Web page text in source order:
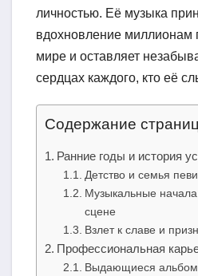
личностью. Её музыка
вдохновление миллионам
мире и оставляет
сердцах каждого, кто её
Содержание
Ранние годы и история
Детство и семья
Музыкальные
сцене
Взлет к славе и
Профессиональная
Выдающиеся